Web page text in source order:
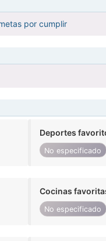
por cumplir
Deportes
No especificado
Cocinas
No especificado